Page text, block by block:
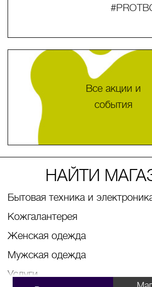
Все акции и
события
НАЙТИ
Бытовая техника и
Кожгалантерея
Женская одежда
Мужская одежда
Услуги